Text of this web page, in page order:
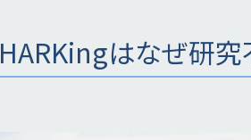
HARKingはなぜ研